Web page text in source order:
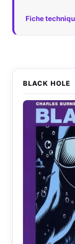
Fiche
BLACK HOLE